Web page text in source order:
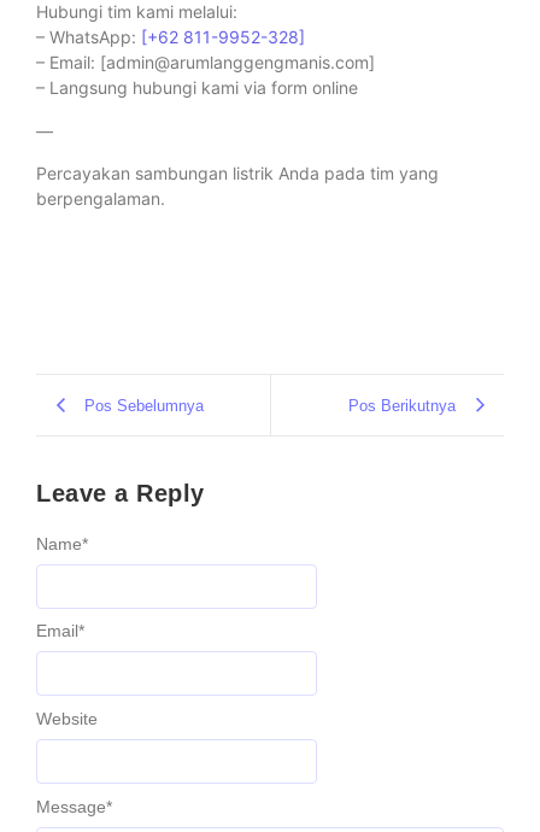
Hubungi tim kami melalui:
– WhatsApp: [+62 811-9952-328]
– Email: [admin@arumlanggengmanis.com]
– Langsung hubungi kami via form online
—
Percayakan sambungan listrik Anda pada tim yang
berpengalaman.
Pos Sebelumnya Pos Berikutnya
Leave a Reply
Message*
Name*
Email*
Website